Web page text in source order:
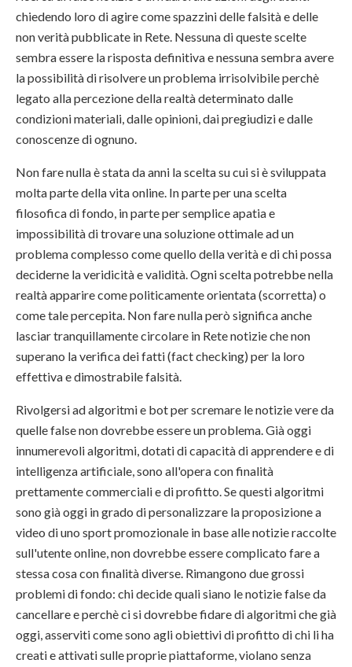
chiedendo loro di agire come spazzini delle falsità e delle
non verità pubblicate in Rete. Nessuna di queste scelte
sembra essere la risposta definitiva e nessuna sembra avere
la possibilità di risolvere un problema irrisolvibile perchè
legato alla percezione della realtà determinato dalle
condizioni materiali, dalle opinioni, dai pregiudizi e dalle
conoscenze di ognuno.
Non fare nulla è stata da anni la scelta su cui si è sviluppata
molta parte della vita online. In parte per una scelta
filosofica di fondo, in parte per semplice apatia e
impossibilità di trovare una soluzione ottimale ad un
problema complesso come quello della verità e di chi possa
deciderne la veridicità e validità. Ogni scelta potrebbe nella
realtà apparire come politicamente orientata (scorretta) o
come tale percepita. Non fare nulla però significa anche
lasciar tranquillamente circolare in Rete notizie che non
superano la verifica dei fatti (fact checking) per la loro
effettiva e dimostrabile falsità.
Rivolgersi ad algoritmi e bot per scremare le notizie vere da
quelle false non dovrebbe essere un problema. Già oggi
innumerevoli algoritmi, dotati di capacità di apprendere e di
intelligenza artificiale, sono all'opera con finalità
prettamente commerciali e di profitto. Se questi algoritmi
sono già oggi in grado di personalizzare la proposizione a
video di uno sport promozionale in base alle notizie raccolte
sull'utente online, non dovrebbe essere complicato fare a
stessa cosa con finalità diverse. Rimangono due grossi
problemi di fondo: chi decide quali siano le notizie false da
cancellare e perchè ci si dovrebbe fidare di algoritmi che già
oggi, asserviti come sono agli obiettivi di profitto di chi li ha
creati e attivati sulle proprie piattaforme, violano senza